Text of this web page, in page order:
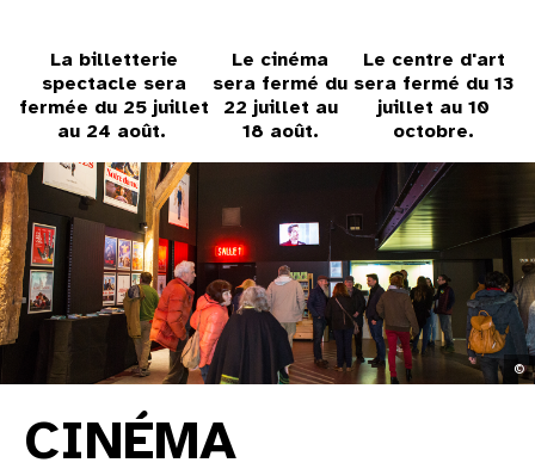
La billetterie
spectacle sera
fermée du 25 juillet
au 24 août.
Le cinéma
sera fermé du
22 juillet au
18 août.
Le centre d'art
sera fermé du 13
juillet au 10
octobre.
voir le programme cinéma
©
CINÉMA